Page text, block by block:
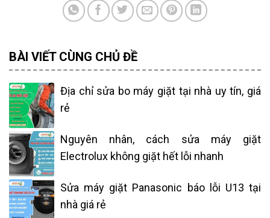
BÀI VIẾT CÙNG CHỦ ĐỀ
Địa chỉ sửa bo máy giặt tại nhà uy tín, giá
rẻ
Nguyên nhân, cách sửa máy giặt
Electrolux không giặt hết lỗi nhanh
Sửa máy giặt Panasonic báo lỗi U13 tại
nhà giá rẻ